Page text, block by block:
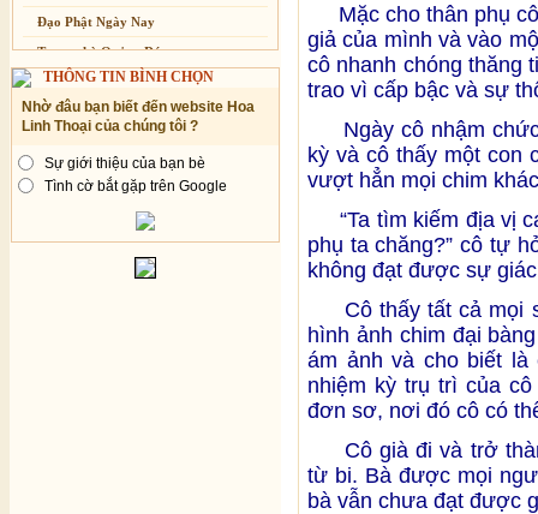
Đạo Phật Ngày Nay
Trang nhà Quảng Đức
Báo Giác Ngộ
Vesak 2014
THÔNG TIN BÌNH CHỌN
Nhờ đâu bạn biết đến website Hoa
Linh Thoại của chúng tôi ?
Sự giới thiệu của bạn bè
Tình cờ bắt gặp trên Google
Mặc cho thân phụ cô
giả của mình và vào
cô nhanh chóng thăng
trao vì cấp bậc và sự
Ngày cô nhậm chức
kỳ và cô thấy một con
vượt hẳn mọi chim
“Ta tìm kiếm địa vị
phụ ta chăng?” cô tự
không đạt được sự giác
Cô thấy tất cả mọi
hình ảnh chim đại
ám ảnh và cho biết
nhiệm kỳ trụ trì của
đơn sơ, nơi đó cô có
Cô già đi và trở
từ bi. Bà được mọi
bà vẫn chưa đạt được